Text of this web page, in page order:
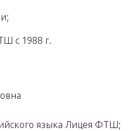
с 1988 г.
языка Лицея ФТШ;